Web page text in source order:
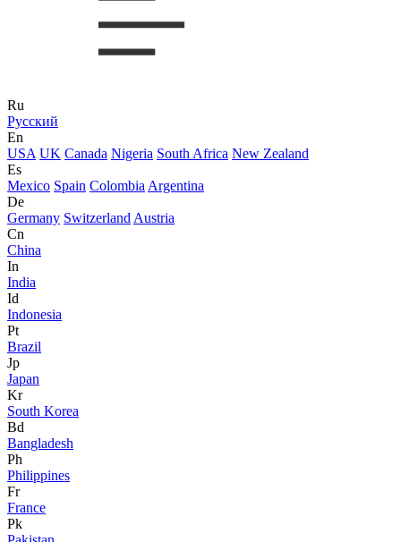
Ru
Русский
En
USA UK Canada Nigeria South Africa New Zealand
Es
Mexico Spain Colombia Argentina
De
Germany Switzerland Austria
Cn
China
In
India
Id
Indonesia
Pt
Brazil
Jp
Japan
Kr
South Korea
Bd
Bangladesh
Ph
Philippines
Fr
France
Pk